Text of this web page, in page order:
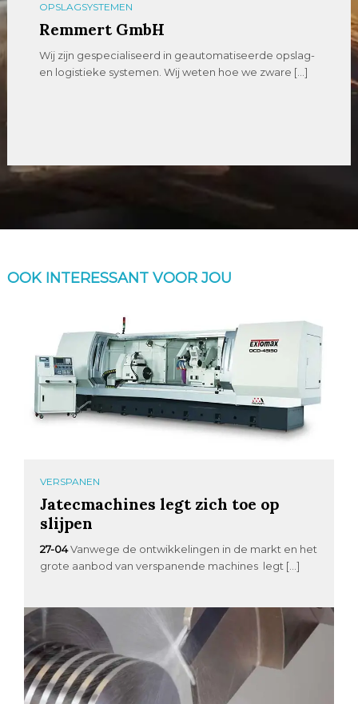
OPSLAGSYSTEMEN
Remmert GmbH
Wij zijn gespecialiseerd in geautomatiseerde opslag-
en logistieke systemen. Wij weten hoe we zware […]
OOK INTERESSANT VOOR JOU
VERSPANEN
Jatecmachines legt zich toe op
slijpen
27-04Vanwege de ontwikkelingen in de markt en het
grote aanbod van verspanende machines legt […]